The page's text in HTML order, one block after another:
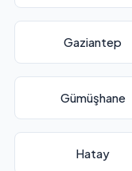
Gaziantep
Gümüşhane
Hatay